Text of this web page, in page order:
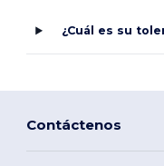
¿Cuál es su
Contáctenos